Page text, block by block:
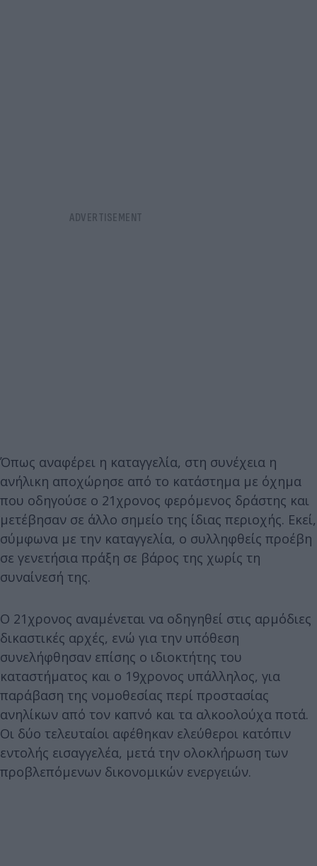
Όπως αναφέρει η καταγγελία, στη συνέχεια η
ανήλικη αποχώρησε από το κατάστημα με όχημα
που οδηγούσε ο 21χρονος φερόμενος δράστης και
μετέβησαν σε άλλο σημείο της ίδιας περιοχής. Εκεί,
σύμφωνα με την καταγγελία, ο συλληφθείς προέβη
σε γενετήσια πράξη σε βάρος της χωρίς τη
συναίνεσή της.
Ο 21χρονος αναμένεται να οδηγηθεί στις αρμόδιες
δικαστικές αρχές, ενώ για την υπόθεση
συνελήφθησαν επίσης ο ιδιοκτήτης του
καταστήματος και ο 19χρονος υπάλληλος, για
παράβαση της νομοθεσίας περί προστασίας
ανηλίκων από τον καπνό και τα αλκοολούχα ποτά.
Οι δύο τελευταίοι αφέθηκαν ελεύθεροι κατόπιν
εντολής εισαγγελέα, μετά την ολοκλήρωση των
προβλεπόμενων δικονομικών ενεργειών.